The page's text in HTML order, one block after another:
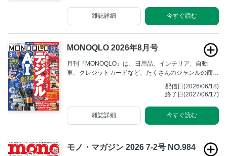
今すぐ読む
雑誌詳細
MONOQLO 2026年8月号
月刊『MONOQLO』は、日用品、インテリア、自動
車、クレジットカードなど、たくさんのジャンルの商品
ートマガジン。表面的な製品レビューではなく、根本的
なコンセプトや商品の良さを丁寧に解説しています。
配信日(2026/06/18)
終了日(2027/06/17)
今すぐ読む
雑誌詳細
モノ・マガジン 2026 7-2号 NO.984